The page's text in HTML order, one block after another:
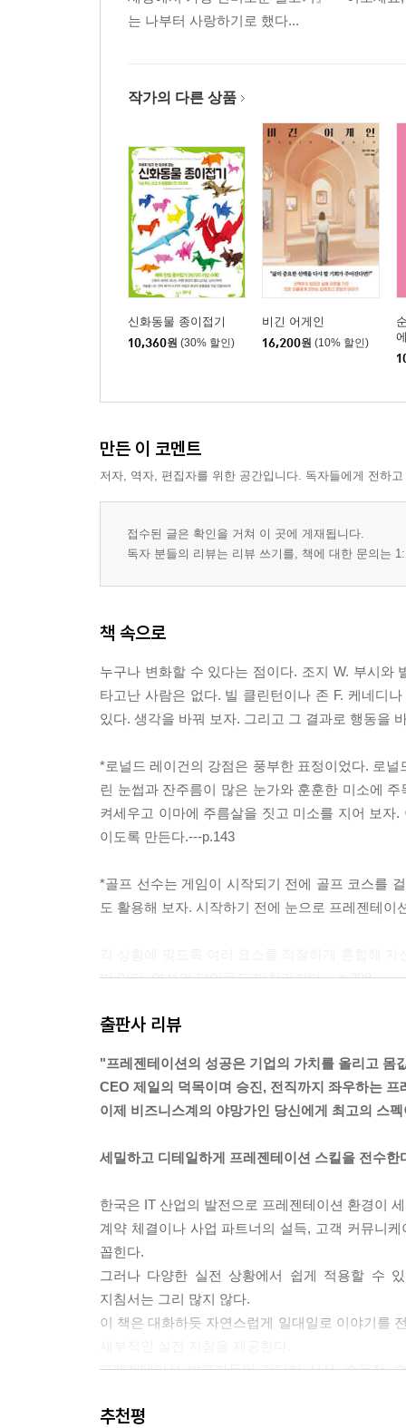
사례 연구: TD 아메리트레이드의 조 모글리아 | 의
Chapter 8 침묵을 이용해 운율을 조절하라
피츠제럴드 | 아만다 카르 | 디지 길레스피 | 이스
판 베토벤 | 크시슈토프 이즈뎁스키 박사와 클로드
음성 연설 재단 | 레너드 번스타인 | 조지 W. 부시의
Chapter 9 세계적인 연설가에게 배우자
사례 연구:윈스턴 처칠 경 | 존 F. 케네디 | 마르틴
그레이엄 목사 | 로널드 레이건 | 버락 오바마
Chapter 10 미국을 자기 편으로 만든 버락 오바마
사례 연구: 에이브러햄 링컨 | 존 F. 케네디 | 윈스
사례 연구: 페데리코 펠리니 | 마이크로소프트의
빌 재스퍼 | 골드만삭스
사례 연구: 인텔의 레슬리 컬버트슨 | 아니마스의
사례 연구: NAFTA 토론회에서의 앨 고어 vs. 로스
Chapter 14 마무리?최고의 연설가가 되기 위한 총
사례 연구: 로널드 레이건과 조 모글리아 재검토 |
는 나부터 사랑하기로 했다...
작가의 다른 상품
신화동물 종이접기
10,360원 (30% 할인)
비긴 어게인
16,200원 (10% 할인)
만든 이 코멘트
저자, 역자, 편집자를 위한 공간입니다. 독자들에게 전하
접수된 글은 확인을 거쳐 이 곳에 게재됩니다.
독자 분들의 리뷰는 리뷰 쓰기를, 책에 대한 문의는
책 속으로
누구나 변화할 수 있다는 점이다. 조지 W. 부시와
타고난 사람은 없다. 빌 클린턴이나 존 F. 케네디
있다. 생각을 바꿔 보자. 그리고 그 결과로 행동을
*로널드 레이건의 강점은 풍부한 표정이었다. 로
린 눈썹과 잔주름이 많은 눈가와 훈훈한 미소에
켜세우고 이마에 주름살을 짓고 미소를 지어 보
이도록 만든다.---p.143
*골프 선수는 게임이 시작되기 전에 골프 코스를
도 활용해 보자. 시작하기 전에 눈으로 프레젠테이
이 있다. 연설의 달인들도 마찬가지다.---p.209
*레이건의 대화 스타일의 정수는 장소와 위치를
*오바마가 극적으로 두각을 나타내게 된 계기는
고 이어서 대통령으로 선출됐다. 그가 이런 성공
기법은 특별하지 않다. 누구나 그와 동일한 기법을
---p.253
출판사 리뷰
"프레젠테이션의 성공은 기업의 가치를 올리고 몸
CEO 제일의 덕목이며 승진, 전직까지 좌우하는 프
이제 비즈니스계의 야망가인 당신에게 최고의 스
세밀하고 디테일하게 프레젠테이션 스킬을 전수한
한국은 IT 산업의 발전으로 프레젠테이션 환경이
계약 체결이나 사업 파트너의 설득, 고객 커뮤니
꼽힌다.
그러나 다양한 실전 상황에서 쉽게 적용할 수 있
지침서는 그리 많지 않다.
이 책은 대화하듯 자연스럽게 일대일로 이야기를
프레젠테이션 발표자들이 간단한 시선, 손동작,
기본에 대해 명확히 일깨워준다.
추천평